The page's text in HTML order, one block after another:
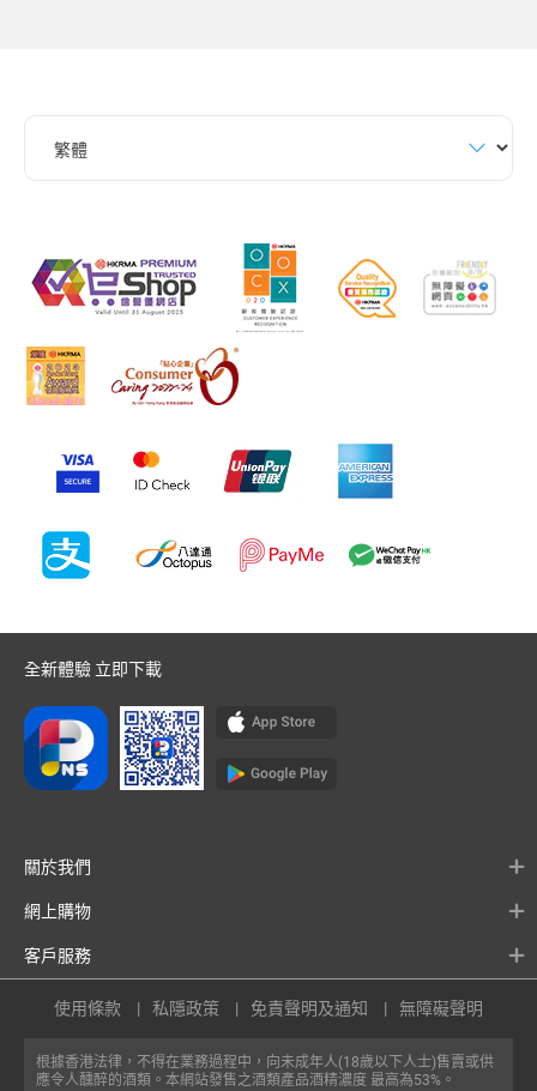
全新體驗 立即下載
關於我們
網上購物
客戶服務
根據香港法律，不得在業務過程中，向未成年人(18歲以下人士)售賣或供
應令人醺醉的酒類。本網站發售之酒類產品酒精濃度 最高為53%。
使用條款 私隱政策 免責聲明及通知 無障礙聲明